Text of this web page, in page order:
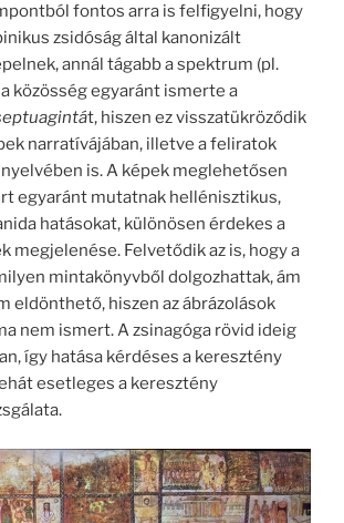
fontos arra is felfigyelni, hogy
zsidóság által kanonizált
annál tágabb a spektrum (pl.
közösség egyaránt ismerte a
t, hiszen ez visszatükröződik
narratívájában, illetve a feliratok
is. A képek meglehetősen
egyaránt mutatnak hellénisztikus,
hatásokat, különösen érdekes a
megjelenése. Felvetődik az is, hogy a
mintakönyvből dolgozhattak, ám
eldönthető, hiszen az ábrázolások
nem ismert. A zsinagóga rövid ideig
így hatása kérdéses a keresztény
esetleges a keresztény